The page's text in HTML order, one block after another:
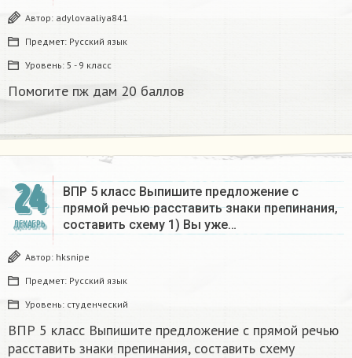
Автор: adylovaaliya841
Предмет: Русский язык
Уровень: 5 - 9 класс
Помогите пж дам 20 баллов ​
24
ДЕКАБРЬ
ВПР 5 класс Выпишите предложение с
прямой речью расставить знаки препинания,
составить схему 1) Вы уже…
Автор: hksnipe
Предмет: Русский язык
Уровень: студенческий
ВПР 5 класс Выпишите предложение с прямой речью
расставить знаки препинания, составить схему